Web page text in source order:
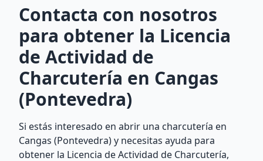
Contacta con nosotros
para obtener la Licencia
de Actividad de
Charcutería en Cangas
(Pontevedra)
Si estás interesado en abrir una charcutería en
Cangas (Pontevedra) y necesitas ayuda para
obtener la Licencia de Actividad de Charcutería,